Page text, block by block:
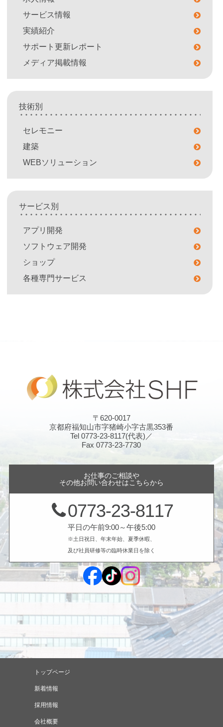
サービス情報
実績紹介
サポート更新レポート
メディア掲載情報
技術別
セレモニー
建築
WEBソリューション
サービス別
アプリ開発
ソフトウェア開発
ショップ
各種専門サービス
〒620-0017
京都府福知山市字猪崎小字古黒353番
Tel 0773-23-8117(代表)／
Fax 0773-23-7730
お仕事のご相談や
その他お問い合わせはこちらから
0773-23-8117
平日の午前9:00～午後5:00
※土日祝日、年末年始、夏季休暇、
及び社員研修等の臨時休業日を除く
トップページ
新着情報
採用情報
会社概要